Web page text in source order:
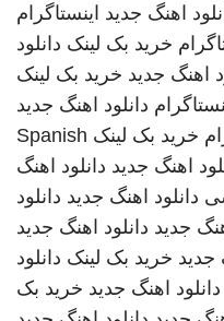
اهنگ جدید اینستاگرام
خرید بک لینک دانلود
اهنگ جدید خرید بک لینک
دانلود اهنگ جدید
خرید بک لینک Spanish
اهنگ جدید دانلود اهنگ
دانلود اهنگ جدید دانلود
جدید دانلود اهنگ جدید
جدید خرید بک لینک دانلود
دانلود اهنگ جدید خرید بک